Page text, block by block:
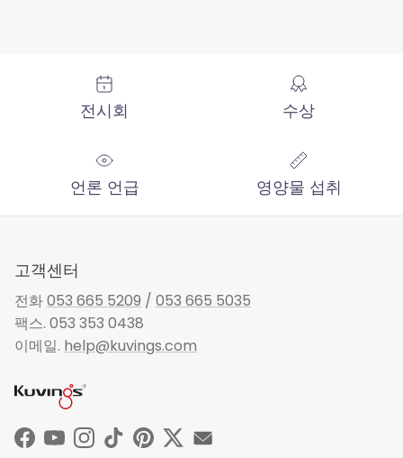
전시회 수상
언론 언급 영양물 섭취
고객센터
전화053 665 5209 / 053 665 5035
팩스. 053 353 0438
이메일. help@kuvings.com
Facebook
YouTubeInstagram
TikTokPinterest
Twitter